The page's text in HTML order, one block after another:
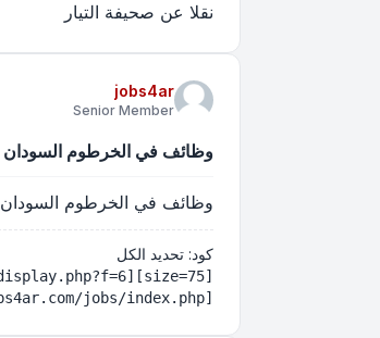
نقلا عن صحيفة التيار
jobs4ar
Senior Member
وظائف في الخرطوم السودان 25000 وظيفة للشباب بولاية الخرطوم
وظائف في الخرطوم السودان 25000 وظيفة للشباب بولاية الخرطوم
كود: تحديد الكل
[url=http://www.jobs4ar.com/jobs/index.php][size=75][B]Emploi et offres d'emploi en France عروض الشغل في تونس وظائف في الشرق الاوسط والخليج والمغرب العربي 2016, 2017 5edma tayara, agence nationale pour l'emploi et le travail, agent, aneti, concours, annonce concours annonce emploi tunisie, annonces de presse, annonces tayara, arabe jobs tayara, atct, مناظرة, الوكالة التونسية للتعاون الفني, chauffeur, concours tayara, concours tunisie, concours.tn, انتداب مناظرة مناظرات نتائج مناظرات انتدابات الوظيفة العمومية - el5edma, elkhedma emploi avec salaire élevé, offres d'emploi et , offres d'emplois offres emploi presse tunisie, ouvrier, recrutement, tayara tunisie travail emploi 5edma tayara, tunisie compétences, tunisie jobs, tunisie recrutement tunisie tayara tunisie travail recrutement emploi, عروض الشغل اليوم , عروض الشغل بجريدة لابراس عروض الشغل في تونس, عروض الشغل عروض الشغل في جريدة الشروق, vendeurs, wadhifa tayra, وظائف, وظائف للعرب, وظائف في تونس, وظيفة[/B][/size][/URL]